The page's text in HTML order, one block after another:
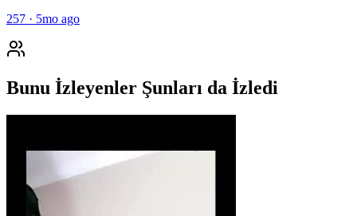
257 · 5mo ago
Bunu İzleyenler Şunları da İzledi